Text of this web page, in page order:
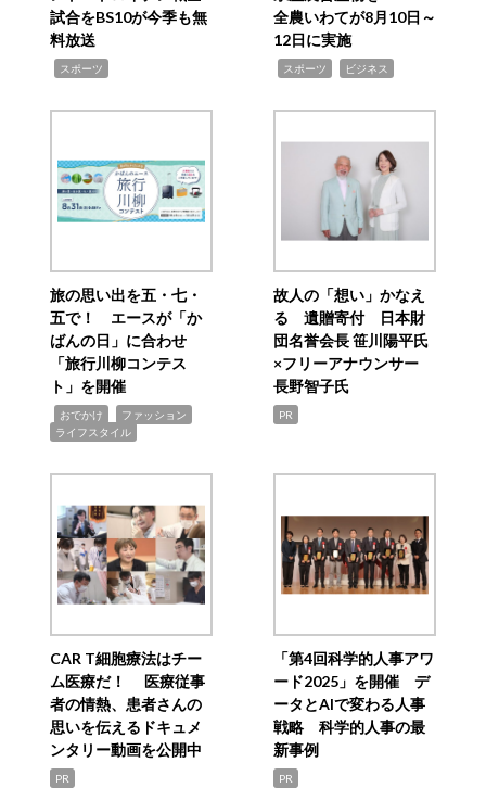
試合をBS10が今季も無
料放送
スポーツ
全農いわてが8月10日～
12日に実施
スポーツ ビジネス
旅の思い出を五・七・
五で！ エースが「か
ばんの日」に合わせ
「旅行川柳コンテス
ト」を開催
おでかけ ファッション
ライフスタイル
故人の「想い」かなえ
る 遺贈寄付 日本財
団名誉会長 笹川陽平氏
×フリーアナウンサー
長野智子氏
PR
CAR T細胞療法はチー
ム医療だ！ 医療従事
者の情熱、患者さんの
思いを伝えるドキュメ
ンタリー動画を公開中
PR
「第4回科学的人事アワ
ード2025」を開催 デ
ータとAIで変わる人事
戦略 科学的人事の最
新事例
PR